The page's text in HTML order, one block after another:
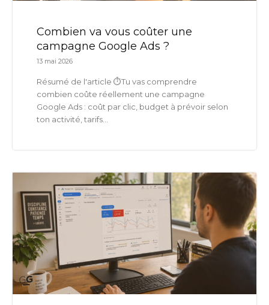
Combien va vous coûter une
campagne Google Ads ?
13 mai 2026
Résumé de l'article ⏱️Tu vas comprendre
combien coûte réellement une campagne
Google Ads : coût par clic, budget à prévoir selon
ton activité, tarifs...